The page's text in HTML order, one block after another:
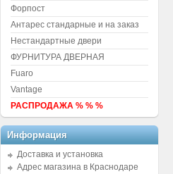
Форпост
Антарес стандарные и на заказ
Нестандартные двери
ФУРНИТУРА ДВЕРНАЯ
Fuaro
Vantage
РАСПРОДАЖА % % %
Информация
Доставка и установка
Адрес магазина в Краснодаре